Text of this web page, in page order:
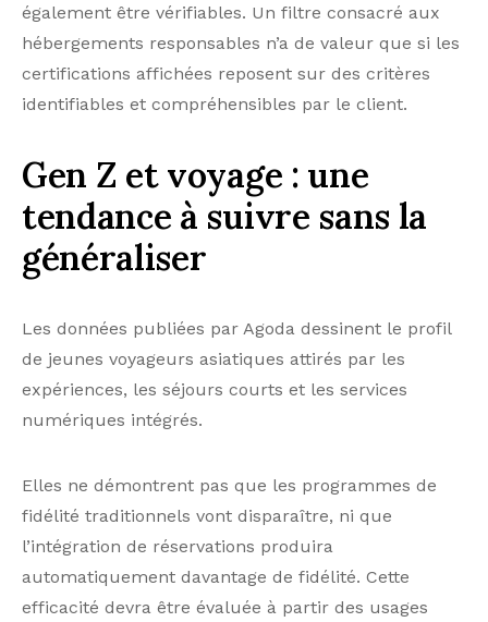
également être vérifiables. Un filtre consacré aux
hébergements responsables n’a de valeur que si les
certifications affichées reposent sur des critères
identifiables et compréhensibles par le client.
Gen Z et voyage : une
tendance à suivre sans la
généraliser
Les données publiées par Agoda dessinent le profil
de jeunes voyageurs asiatiques attirés par les
expériences, les séjours courts et les services
numériques intégrés.
Elles ne démontrent pas que les programmes de
fidélité traditionnels vont disparaître, ni que
l’intégration de réservations produira
automatiquement davantage de fidélité. Cette
efficacité devra être évaluée à partir des usages